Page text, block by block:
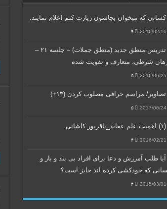
کسانی که میخوان بجاشون زیارت کنم اعلام نمایند.
2016/02/16 ۹
تدریس منطق جدید (منطق جملات) – جلسه ۲۱ –
شرطی، متعارف و تقویت شده
2016/06/25 ۵
تصاویر/ مراسم خرافی مصلوب کردن (۱۳+)
2017/06/24 ۵
(۱) اهمیت علم عقاید_باقرپور کاشانی
2016/02/21 ۴
آیا طلب آمرزش و دعا برای افراد بی بند و بار و
که خودکشی کرده اند جایز است؟
2015/03/01 ۳